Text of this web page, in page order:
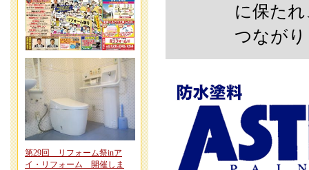
に保た
つなが
第29回 リフォーム祭inア
イ・リフォーム 開催しま